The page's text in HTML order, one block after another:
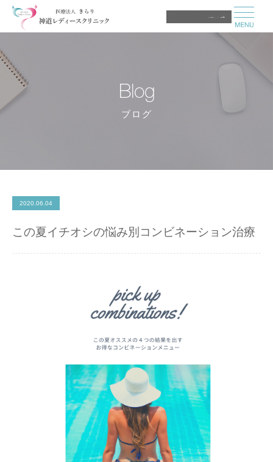
医師募集中
Blog
ブログ
2020.06.04
この夏イチオシの悩み別コンビネーション治療